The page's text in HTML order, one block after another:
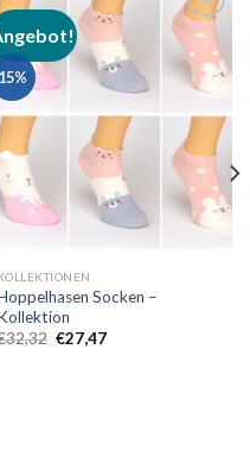
15%
Auf
die
Wunschliste
Socken –
32,32 Ursprünglicher
Preis
€27,47Aktueller